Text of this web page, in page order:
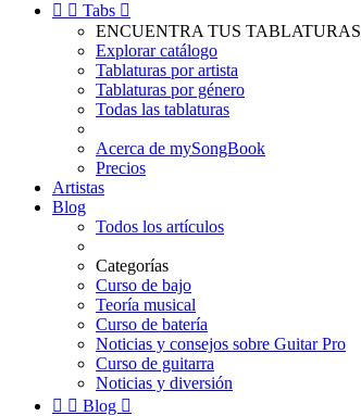
  Tabs 
ENCUENTRA TUS TABLATURAS
Explorar catálogo
Tablaturas por artista
Tablaturas por género
Todas las tablaturas
Acerca de mySongBook
Precios
Artistas
Blog
Todos los artículos
Categorías
Curso de bajo
Teoría musical
Curso de batería
Noticias y consejos sobre Guitar Pro
Curso de guitarra
Noticias y diversión
  Blog 